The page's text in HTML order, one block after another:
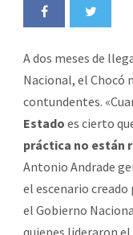
A dos meses de
Nacional, el Chocó
contundentes.
Estado es cierto
práctica no están
Antonio Andrade
el escenario
el Gobierno
quienes lideraron